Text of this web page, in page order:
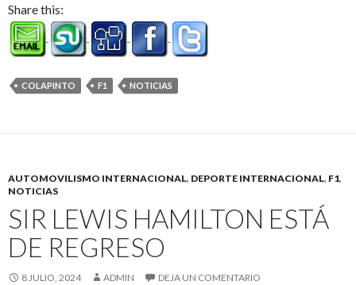
Share this:
COLAPINTO F1 NOTICIAS
AUTOMOVILISMO INTERNACIONAL, DEPORTE INTERNACIONAL, F1,
NOTICIAS
SIR LEWIS HAMILTON ESTÁ
DE REGRESO
8 JULIO, 2024 ADMIN DEJA UN COMENTARIO